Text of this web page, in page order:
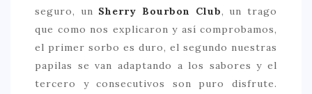
seguro, un Sherry Bourbon Club, un trago
que como nos explicaron y así comprobamos,
el primer sorbo es duro, el segundo nuestras
papilas se van adaptando a los sabores y el
tercero y consecutivos son puro disfrute.